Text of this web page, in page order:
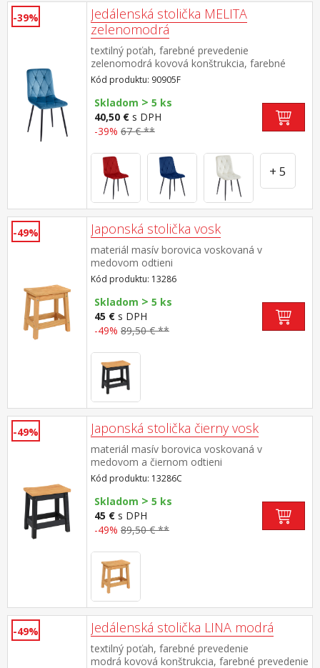
-39%
Jedálenská stolička MELITA
zelenomodrá
textilný poťah, farebné prevedenie
zelenomodrá kovová konštrukcia, farebné
prevedenie čierna výška sedu 50 cm
odporúčaná nosnosť do 120 kg
Kód produktu: 90905F
Skladom > 5 ks
40,50 € s DPH
-39% 67 € **
+ 5
-49% Japonská stolička vosk
materiál masív borovica voskovaná v
medovom odtieni
Kód produktu: 13286
Skladom > 5 ks
45 € s DPH
-49% 89,50 € **
-49% Japonská stolička čierny vosk
materiál masív borovica voskovaná v
medovom a čiernom odtieni
Kód produktu: 13286C
Skladom > 5 ks
45 € s DPH
-49% 89,50 € **
-49% Jedálenská stolička LINA modrá
textilný poťah, farebné prevedenie
modrá kovová konštrukcia, farebné prevedenie